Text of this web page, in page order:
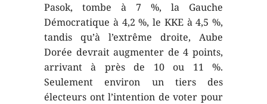
Pasok, tombe à 7 %, la Gauche
Démocratique à 4,2 %, le KKE à 4,5 %,
tandis qu’à l’extrême droite, Aube
Dorée devrait augmenter de 4 points,
arrivant à près de 10 ou 11 %.
Seulement environ un tiers des
électeurs ont l’intention de voter pour